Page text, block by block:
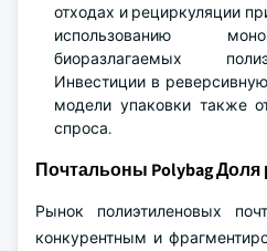
отходах и рециркуляции
использованию
биоразлагаемых
Инвестиции в
модели упаковки также
спроса.
Почтальоны Polybag
Рынок полиэтиленовых
конкурентным и